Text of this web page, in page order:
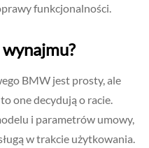
funkcjonalności.
BMW jest prosty, ale
one decydują o racie.
i parametrów umowy,
w trakcie użytkowania.